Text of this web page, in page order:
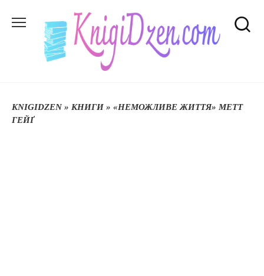
до
KNIGIDZEN» КНИГИ » «НЕМОЖЛИВЕ ЖИТТЯ» МЕТТ
ГЕЙҐ